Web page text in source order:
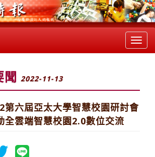
聞 2022-11-13
第六屆亞太大學智慧校園研討會
全雲端智慧校園2.0數位交流